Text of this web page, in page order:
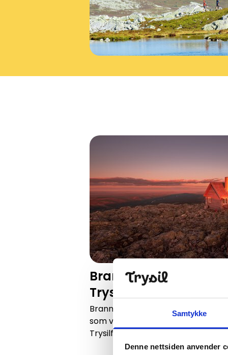
Samtykke
Denne nettsiden anvender
Brannvakthytta på
Trysilfjellet
Brannvakthytta er et populært og
som vinter. Kommer du deg opp
Trysilfjellet!
Brannvakthytta på toppen av